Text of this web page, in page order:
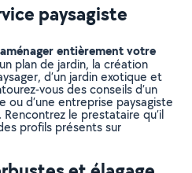
paysagiste
aménager entièrement votre
plan de jardin, la création
d’un jardin exotique et
vous des conseils d’un
ou d’une entreprise paysagiste
le prestataire qu’il
profils présents sur